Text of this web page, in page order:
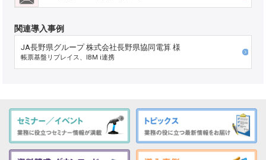
関連導入事例
JA長野県グループ 株式会社長野県協同電算 様
帳票基盤リプレイス、IBM i連携